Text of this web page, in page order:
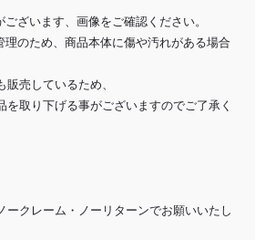
ざいます、画像をご確認ください。
のため、商品本体に傷や汚れがある場合
売しているため、
を取り下げる事がございますのでご了承く
ークレーム・ノーリターンでお願いいたし